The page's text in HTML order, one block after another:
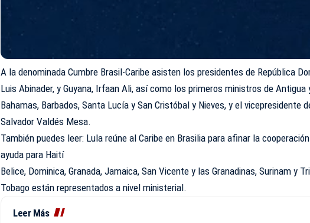
A la denominada Cumbre Brasil-Caribe asisten los presidentes de República
Luis Abinader, y Guyana, Irfaan Ali, así como los primeros ministros de Antigua
Bahamas, Barbados, Santa Lucía y San Cristóbal y Nieves, y el vicepresidente
Salvador Valdés Mesa.
También puedes leer: Lula reúne al Caribe en Brasilia para afinar la
ayuda para Haití
Belice, Dominica, Granada, Jamaica, San Vicente y las Granadinas, Surinam y
Tobago están representados a nivel ministerial.
Leer Más